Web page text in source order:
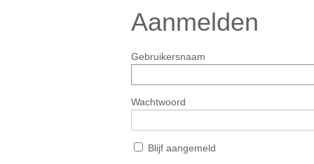
Aanmelden
Gebruikersnaam
Wachtwoord
Blijf aangemeld